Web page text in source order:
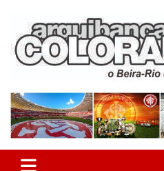
content
Arquibancada